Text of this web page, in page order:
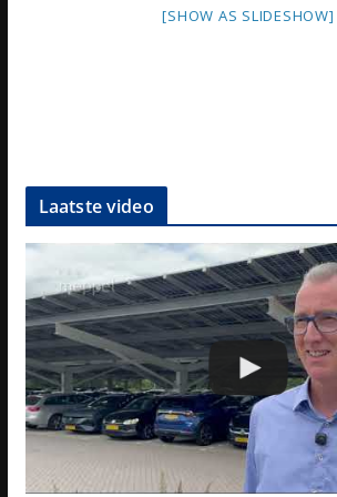
[SHOW AS SLIDESHOW]
Laatste video